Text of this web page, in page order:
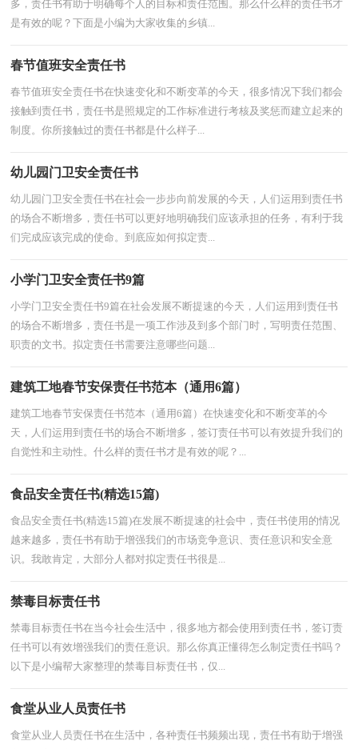
多，责任书有助于明确每个人的目标和责任范围。那么什么样的责任书才
是有效的呢？下面是小编为大家收集的乡镇...
春节值班安全责任书
春节值班安全责任书在快速变化和不断变革的今天，很多情况下我们都会
接触到责任书，责任书是照规定的工作标准进行考核及奖惩而建立起来的
制度。你所接触过的责任书都是什么样子...
幼儿园门卫安全责任书
幼儿园门卫安全责任书在社会一步步向前发展的今天，人们运用到责任书
的场合不断增多，责任书可以更好地明确我们应该承担的任务，有利于我
们完成应该完成的使命。到底应如何拟定责...
小学门卫安全责任书9篇
小学门卫安全责任书9篇在社会发展不断提速的今天，人们运用到责任书
的场合不断增多，责任书是一项工作涉及到多个部门时，写明责任范围、
职责的文书。拟定责任书需要注意哪些问题...
建筑工地春节安保责任书范本（通用6篇）
建筑工地春节安保责任书范本（通用6篇）在快速变化和不断变革的今
天，人们运用到责任书的场合不断增多，签订责任书可以有效提升我们的
自觉性和主动性。什么样的责任书才是有效的呢？...
食品安全责任书(精选15篇)
食品安全责任书(精选15篇)在发展不断提速的社会中，责任书使用的情况
越来越多，责任书有助于增强我们的市场竞争意识、责任意识和安全意
识。我敢肯定，大部分人都对拟定责任书很是...
禁毒目标责任书
禁毒目标责任书在当今社会生活中，很多地方都会使用到责任书，签订责
任书可以有效增强我们的责任意识。那么你真正懂得怎么制定责任书吗？
以下是小编帮大家整理的禁毒目标责任书，仅...
食堂从业人员责任书
食堂从业人员责任书在生活中，各种责任书频频出现，责任书有助于增强